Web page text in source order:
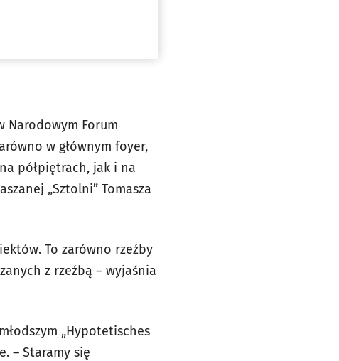
Narodowym Forum
w głównym foyer,
półpiętrach, jak i na
„Sztolni” Tomasza
To zarówno rzeźby
z rzeźbą – wyjaśnia
„Hypotetisches
– Staramy się